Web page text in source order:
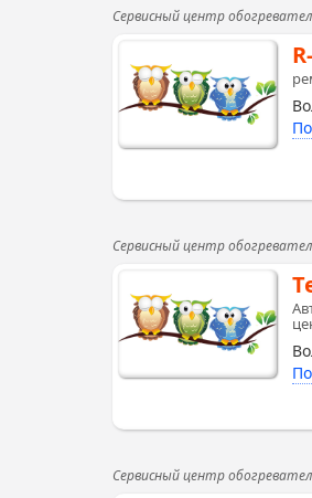
Сервисный центр
Сервисный центр
Сервисный центр